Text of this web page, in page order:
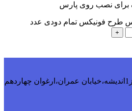
برای نصب روی پارس
طرح فونیکس تمام دودی عدد
+
تهران،شهر جدید اندیشه،فاز1اندیشه،خیابان عمران،ارغوان چهاردهم